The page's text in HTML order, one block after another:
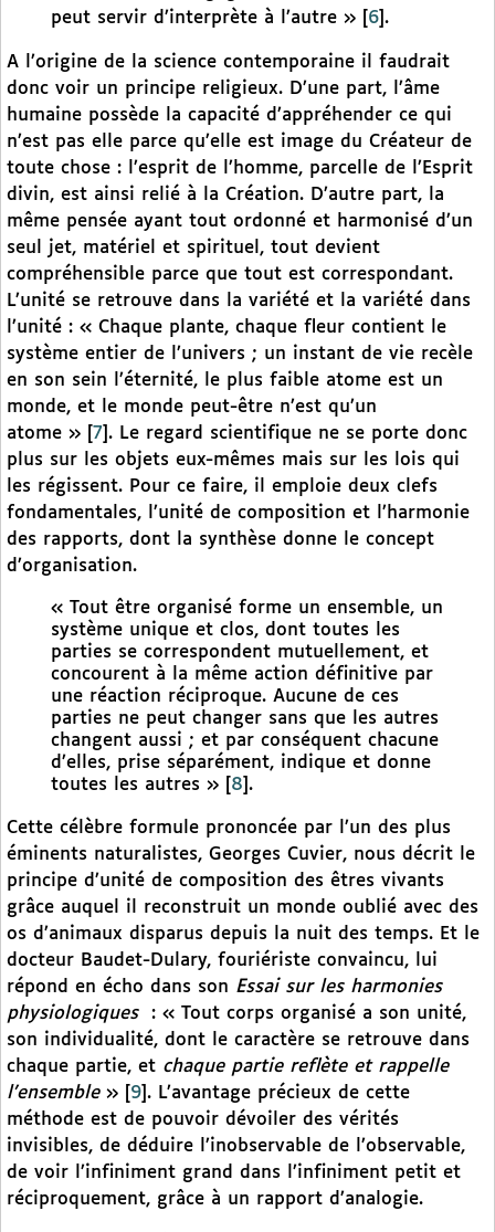
peut servir d’interprète à l’autre »
6 .
A l’origine de la science contemporaine il faudrait
donc voir un principe religieux. D’une part, l’âme
humaine possède la capacité d’appréhender ce qui
n’est pas elle parce qu’elle est image du Créateur de
toute chose : l’esprit de l’homme, parcelle de l’Esprit
divin, est ainsi relié à la Création. D’autre part, la
même pensée ayant tout ordonné et harmonisé d’un
seul jet, matériel et spirituel, tout devient
compréhensible parce que tout est correspondant.
L’unité se retrouve dans la variété et la variété dans
l’unité : « Chaque plante, chaque fleur contient le
système entier de l’univers ; un instant de vie recèle
en son sein l’éternité, le plus faible atome est un
monde, et le monde peut-être n’est qu’un
atome »
7 . Le regard scientifique ne se porte donc
plus sur les objets eux-mêmes mais sur les lois qui
les régissent. Pour ce faire, il emploie deux clefs
fondamentales, l’unité de composition et l’harmonie
des rapports, dont la synthèse donne le concept
d’organisation.
« Tout être organisé forme un ensemble, un
système unique et clos, dont toutes les
parties se correspondent mutuellement, et
concourent à la même action définitive par
une réaction réciproque. Aucune de ces
parties ne peut changer sans que les autres
changent aussi ; et par conséquent chacune
d’elles, prise séparément, indique et donne
toutes les autres »
8 .
Cette célèbre formule prononcée par l’un des plus
éminents naturalistes, Georges Cuvier, nous décrit le
principe d’unité de composition des êtres vivants
grâce auquel il reconstruit un monde oublié avec des
os d’animaux disparus depuis la nuit des temps. Et le
docteur Baudet-Dulary, fouriériste convaincu, lui
répond en écho dans son Essai sur les harmonies
physiologiques
: « Tout corps organisé a son unité,
son individualité, dont le caractère se retrouve dans
chaque partie, et chaque partie reflète et rappelle
l’ensemble» 9 . L’avantage précieux de cette
méthode est de pouvoir dévoiler des vérités
invisibles, de déduire l’inobservable de l’observable,
de voir l’infiniment grand dans l’infiniment petit et
réciproquement, grâce à un rapport d’analogie.